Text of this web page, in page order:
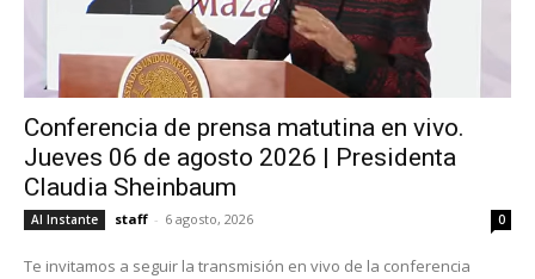
Conferencia de prensa matutina en vivo.
Jueves 06 de agosto 2026 | Presidenta
Claudia Sheinbaum
Al Instante staff - 6 agosto, 2026 0
Te invitamos a seguir la transmisión en vivo de la conferencia